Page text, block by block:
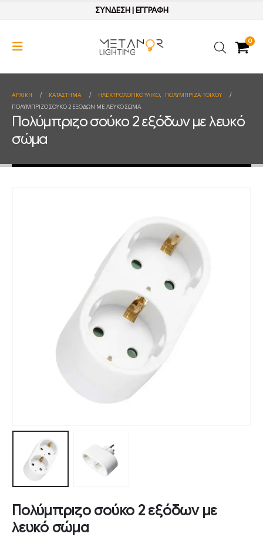
ΣΥΝΔΕΣΗ| ΕΓΓΡΑΦΗ
0
ΑΡΧΙΚΉ ΚΑΤΆΣΤΗΜΑ ΗΛΕΚΤΡΟΛΟΓΙΚΟ ΥΛΙΚΟ,
ΠΟΛΥΜΠΡΙΖΑ ΤΟΙΧΟΥ
ΠΟΛΎΜΠΡΙΖΟ ΣΟΎΚΟ 2 ΕΞΌΔΩΝ ΜΕ ΛΕΥΚΌ ΣΏΜΑ
Πολύμπριζο σούκο 2 εξόδων με λευκό
σώμα
Πολύμπριζο σούκο 2 εξόδων με
λευκό σώμα